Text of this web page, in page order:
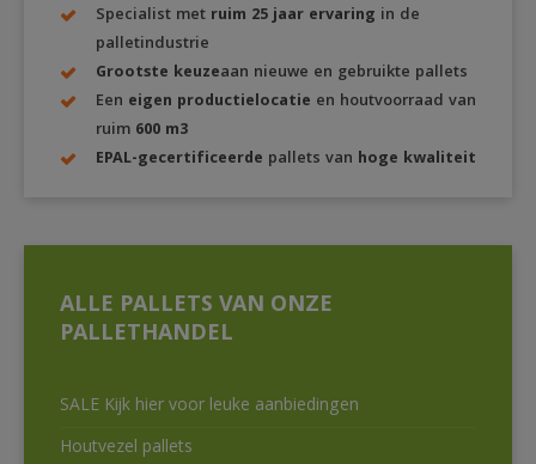
Specialist met ruim 25 jaar ervaring in de
palletindustrie
Grootste keuzeaan nieuwe en gebruikte pallets
Een eigen productielocatie en houtvoorraad van
ruim 600 m3
EPAL-gecertificeerde pallets van hoge kwaliteit
ALLE PALLETS VAN ONZE
PALLETHANDEL
SALE Kijk hier voor leuke aanbiedingen
Houtvezel pallets